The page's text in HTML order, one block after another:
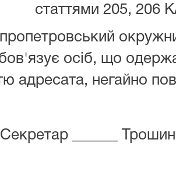
статтями 205, 206
осіб, що
адресата, негайно
Секретар ______